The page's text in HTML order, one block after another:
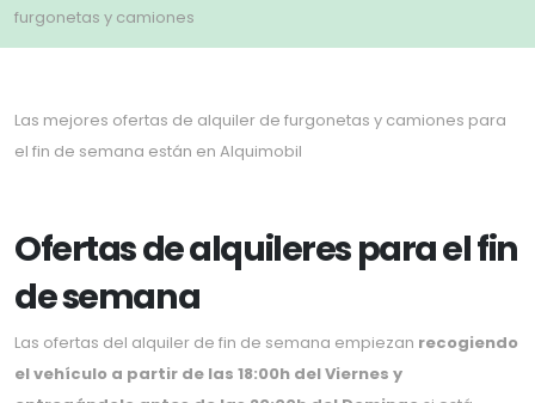
furgonetas y camiones
Las mejores ofertas de alquiler de furgonetas y camiones para
el fin de semana están en Alquimobil
Ofertas de alquileres para el fin
de semana
Las ofertas del alquiler de fin de semana empiezan recogiendo
el vehículo a partir de las 18:00h del Viernes y